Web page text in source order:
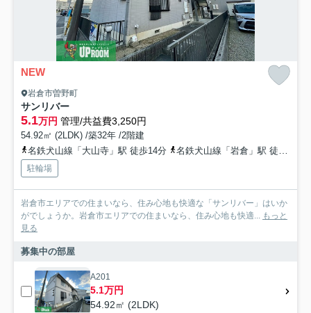
NEW
岩倉市曽野町
サンリバー
5.1万円 管理/共益費3,250円
54.92㎡ (2LDK) /築32年 /2階建
名鉄犬山線「大山寺」駅 徒歩14分
名鉄犬山線「岩倉」駅 徒歩19分
駐輪場
岩倉市エリアでの住まいなら、住み心地も快適な「サンリバー」はいか
がでしょうか。岩倉市エリアでの住まいなら、住み心地も快適... もっと
見る
募集中の部屋
A201
5.1万円
54.92㎡ (2LDK)